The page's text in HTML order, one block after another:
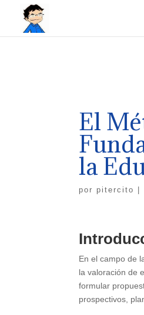
El
la
por pitercito
En el campo de
la valoración de
formular
prospectivos,